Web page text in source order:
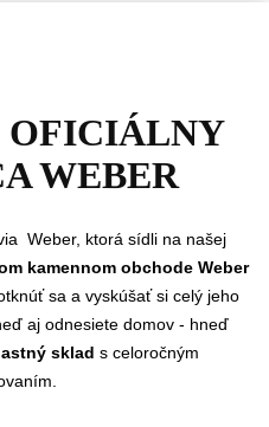
WEBER
Weber, ktorá sídli na našej
kamennom obchode Weber
sa a vyskúšať si celý jeho
aj odnesiete domov - hneď
sklad s celoročným